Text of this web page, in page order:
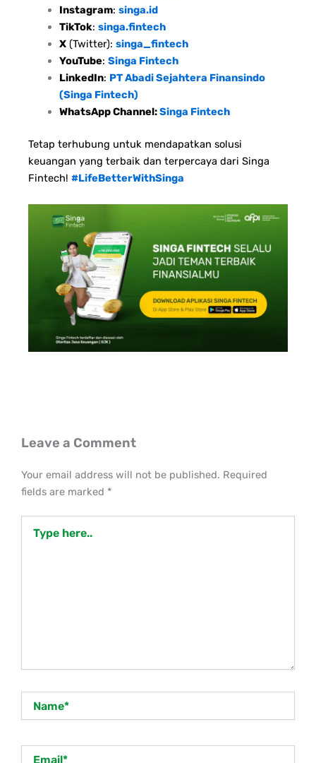
Instagram: singa.id
TikTok: singa.fintech
X(Twitter): singa_fintech
YouTube: Singa Fintech
LinkedIn: PT Abadi Sejahtera Finansindo
(Singa Fintech)
WhatsApp Channel:Singa Fintech
Tetap terhubung untuk mendapatkan solusi
keuangan yang terbaik dan terpercaya dari Singa
Fintech! #LifeBetterWithSinga
Leave a Comment
Your email address will not be published. Required
fields are marked *
here..